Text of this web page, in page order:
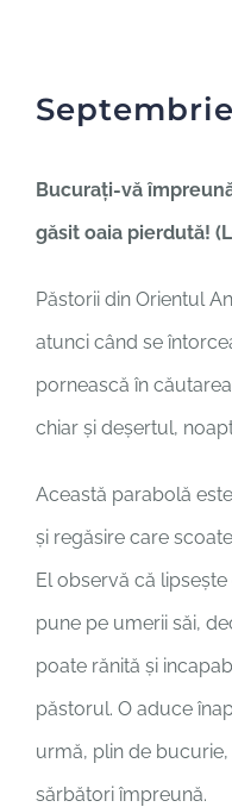
Bucuraţi-vă
găsit oaia pierdută!
Păstorii din Orientul
atunci când se
pornească în
chiar și deșertul,
Această parabolă
și regăsire care
El observă că
pune pe umerii săi,
poate rănită și
păstorul. O aduce
urmă, plin de
sărbători împreună.